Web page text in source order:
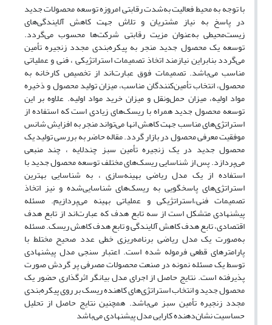
با توجه به محیط فعالیت به‌شدت رقابتی امروزه توسعه محصولات جدید
در پاسخ به نیاز مشتریان و تلاش جهت کاهش آلایندگی‌های
زیست‌محیطی به‌عنوان مزیت رقابتی شرکت‌ها محسوب می‌گردد.
توسعه یک محصول جدید منجر به پیکره‌بندی مجدد زنجیره تأمین
می‌گردد بنابراین نیازمند اتخاذ تصمیمات استراتژیکی ، فنی و عملیاتی
مناسب می‌باشد. تصمیمات فوق عبارت‌اند از تخصیص کارخانه به
محصول، انتخاب تأمین‌کنندگان مناسب، میزان تولید محصول و ذخیره
مواد اولیه، میزان حمل‌ونقل و میزان خرید مواد اولیه. علاوه بر این
توسعه محصول جدید همراه با ریسک‌های زیادی است که استفاده از
استراتژی‌های مناسب جهت کاهش انها می‌تواند منجر به افزایش شانس
موفقیت معرفی محصول در بازار گردد. مقاله حاضر به بررسی تولید یک
محصول جدید در یک زنجیره تأمین سبز چندلایه ، چند منبعی
می‌پردازد. پس از شناسایی ریسک‌های مختلف توسعه محصول جدید با
استفاده از یک مدل ریاضی بهینه‌سازی ، به شناسایی بهترین
استراتژی‌های پاسخگویی به ریسک‌های شناسایی‌شده و نیز اتخاذ
تصمیمات فنی،استراتژیکی و عملیاتی بهینه می‌پردازیم. مسئله
پیشنهادی متشکل است از سه تابع هدف که عبارت‌اند از تابع هدف
اقتصادی، تابع هدف کاهش آلایندگی و تابع هدف کاهش ریسک. مسئله
به‌صورت یک مدل ریاضی برنامه‌ریزی خطی عدد صحیح مختلط با
پارامترهای قطعی فرموله شده است. اعتبار سنجی مدل پیشنهادی
توسط یک مسئله نمونه در صنعت محصولات مصرفی پر گردش صورت
پذیرفته است. نتایج حاصل از اجرای مدل بیانگر اثرگذاری حضور یک
محصول جدید و انتخاب استراتژی‌های کاهنده ریسک بر روی پیکره‌بندی
مجدد زنجیره تأمین سبز می‌باشد. همچنین نتایج حاصل از تحلیل
حساسیت نشان‌دهنده کارایی مدل پیشنهادی می‌باشد